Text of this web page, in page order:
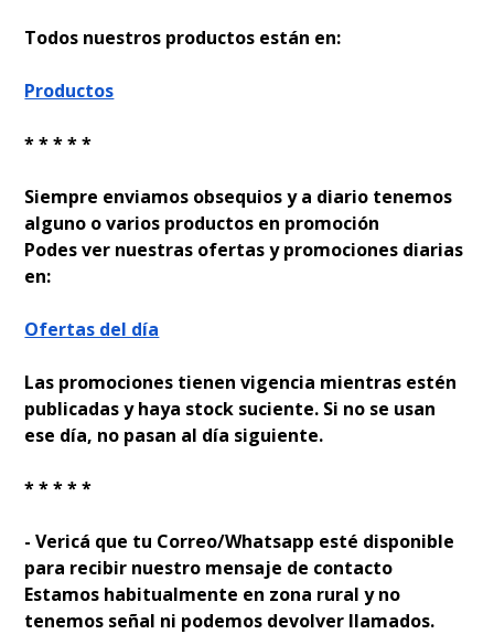
Todos nuestros productos están en:
Productos
* * * * *
Siempre enviamos obsequios y a diario tenemos
alguno o varios productos en promoción
Podes ver nuestras ofertas y promociones diarias
en:
Ofertas del día
Las promociones tienen vigencia mientras estén
publicadas y haya stock suficiente. Si no se usan
ese día, no pasan al día siguiente.
* * * * *
- Verificá que tu Correo/Whatsapp esté disponible
para recibir nuestro mensaje de contacto
Estamos habitualmente en zona rural y no
tenemos señal ni podemos devolver llamados.